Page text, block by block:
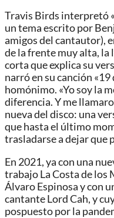
Travis Birds interpretó
un tema escrito por
amigos del cantautor),
de la frente muy alta, la
corta que explica su
narró en su canción «19
homónimo. «Yo soy la
diferencia. Y me
nueva del disco: una
que hasta el último
trasladarse a dejar que
En 2021, ya con una
trabajo La Costa de
Álvaro Espinosa y con
cantante Lord Cah, y
pospuesto por la